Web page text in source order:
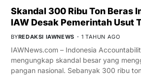
Skandal 300 Ribu Ton Beras
IAW Desak Pemerintah Usut
BYREDAKSI IAWNEWS 1 TAHUN AGO
IAWNews.com – Indonesia
mengungkap skandal besar yang
pangan nasional. Sebanyak 300 ribu